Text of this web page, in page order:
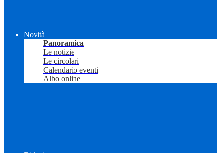
Novità
Panoramica
Le notizie
Le circolari
Calendario eventi
Albo online